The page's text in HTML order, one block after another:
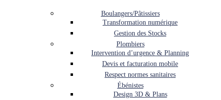
Boulangers/Pâtissiers
Transformation numérique
Gestion des Stocks
Plombiers
Intervention d’urgence & Planning
Devis et facturation mobile
Respect normes sanitaires
Ébénistes
Design 3D & Plans